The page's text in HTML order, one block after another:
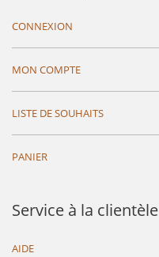
CONNEXION
MON COMPTE
LISTE DE SOUHAITS
PANIER
Service à la clientèle
AIDE